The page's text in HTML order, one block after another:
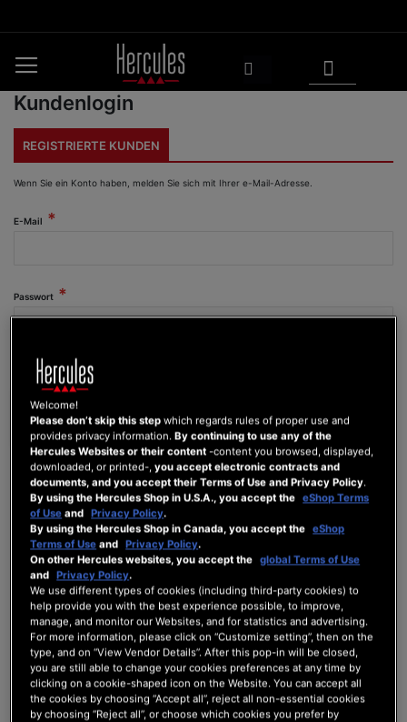
Inhalt
Kundenlogin
REGISTRIERTE KUNDEN
Wenn Sie ein Konto haben, melden Sie sich mit Ihrer e-Mail-Adresse.
E-Mail
Passwort
Passwort anzeigen
ANMELDEN
Passwort vergessen?
NEUE KUNDEN
Ihre Anmeldung hat viele Vorteile: schnellerer Bestellvorgang, speichern von mehreren
Adressen, Sendungsverfolgung und vieles mehr.
EIN KONTO ERSTELLEN
Welcome!
Please don’t skip this step which regards rules of proper use and
provides privacy information.By continuing to use any of the
Hercules Websites or their content -content you browsed, displayed,
downloaded, or printed-,you accept electronic contracts and
documents, and you accept their Terms of Use and Privacy Policy.
By using the Hercules Shop in U.S.A., you accept the eShop Terms
of Use and Privacy Policy.
By using the Hercules Shop in Canada, you accept the eShop
Terms of Use and Privacy Policy.
On other Hercules websites, you accept the global Terms of Use
and Privacy Policy.
We use different types of cookies (including third-party cookies) to
help provide you with the best experience possible, to improve,
manage, and monitor our Websites, and for statistics and advertising.
For more information, please click on “Customize setting”, then on the
type, and on “View Vendor Details”. After this pop-in will be closed,
you are still able to change your cookies preferences at any time by
clicking on a cookie-shaped icon on the Website. You can accept all
the cookies by choosing “Accept all”, reject all non-essential cookies
by choosing “Reject all”, or choose which cookies you prefer by